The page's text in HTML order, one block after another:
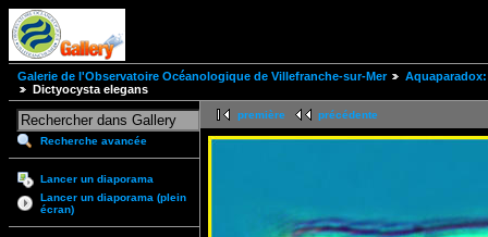
Galerie de l'Observatoire Océanologique de Villefranche-sur-Mer
Dictyocysta elegans
Recherche avancée
Lancer un diaporama
Lancer un diaporama (plein
écran)
première précédente